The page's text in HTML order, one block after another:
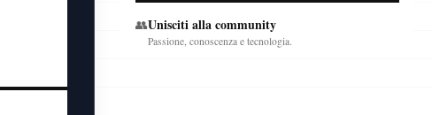
👥Unisciti alla community
Passione, conoscenza e tecnologia.